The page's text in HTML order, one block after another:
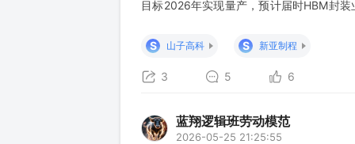
目标2026年实现量产，预计届时HBM封
为海思合作开发Chiplet
S 山子高科 S 新亚制程
3 5 6
蓝翔逻辑班劳动模范
2026-05-25 21:25:55